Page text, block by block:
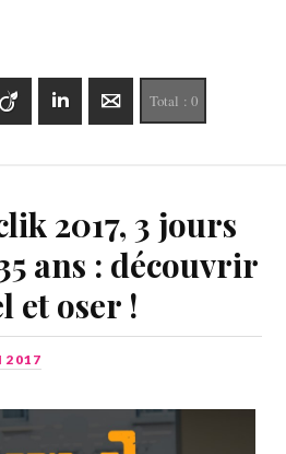
Viadeo LinkedInE-mailTotal : 0
2017, 3 jours
ans : découvrir
et oser !
2017